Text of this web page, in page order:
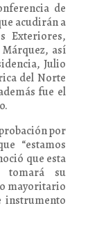
de
acudirán a
Exteriores,
así
Julio
del Norte
fue el
por
“estamos
que esta
tomará su
mayoritario
instrumento